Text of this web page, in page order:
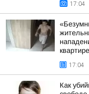
17:04
квартире
17:04
Как